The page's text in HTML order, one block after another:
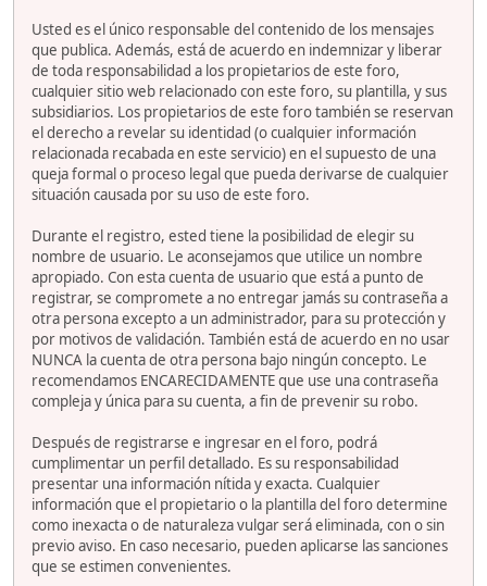
Usted es el único responsable del contenido de los mensajes
que publica. Además, está de acuerdo en indemnizar y liberar
de toda responsabilidad a los propietarios de este foro,
cualquier sitio web relacionado con este foro, su plantilla, y sus
subsidiarios. Los propietarios de este foro también se reservan
el derecho a revelar su identidad (o cualquier información
relacionada recabada en este servicio) en el supuesto de una
queja formal o proceso legal que pueda derivarse de cualquier
situación causada por su uso de este foro.
Durante el registro, ested tiene la posibilidad de elegir su
nombre de usuario. Le aconsejamos que utilice un nombre
apropiado. Con esta cuenta de usuario que está a punto de
registrar, se compromete a no entregar jamás su contraseña a
otra persona excepto a un administrador, para su protección y
por motivos de validación. También está de acuerdo en no usar
NUNCA la cuenta de otra persona bajo ningún concepto. Le
recomendamos ENCARECIDAMENTE que use una contraseña
compleja y única para su cuenta, a fin de prevenir su robo.
Después de registrarse e ingresar en el foro, podrá
cumplimentar un perfil detallado. Es su responsabilidad
presentar una información nítida y exacta. Cualquier
información que el propietario o la plantilla del foro determine
como inexacta o de naturaleza vulgar será eliminada, con o sin
previo aviso. En caso necesario, pueden aplicarse las sanciones
que se estimen convenientes.